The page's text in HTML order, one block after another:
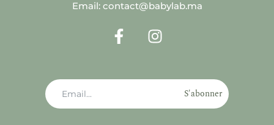
Email: contact@babylab.ma
S'abonner